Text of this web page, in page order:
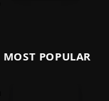
MOST POPULAR